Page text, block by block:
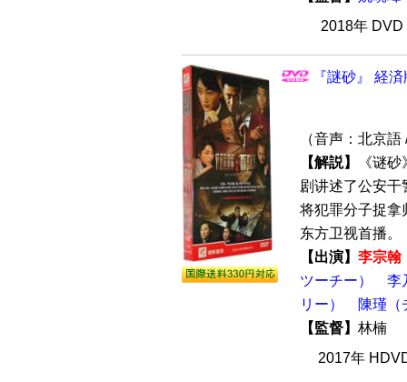
2018年
『謎砂』 経
（音声：北京
【解説】
《谜
剧讲述了公安干
将犯罪分子捉拿
东方卫视首播。
【出演】 李宗翰
ツーチー）
李
リー）
陳瑾（
【監督】 林楠
2017年